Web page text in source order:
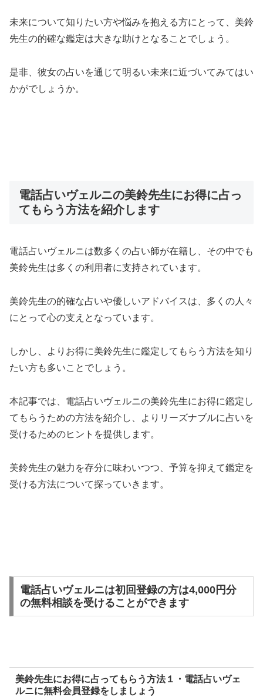
未来について知りたい方や悩みを抱える方にとって、美鈴
先生の的確な鑑定は大きな助けとなることでしょう。
是非、彼女の占いを通じて明るい未来に近づいてみてはい
かがでしょうか。
電話占いヴェルニの美鈴先生にお得に占っ
てもらう方法を紹介します
電話占いヴェルニは数多くの占い師が在籍し、その中でも
美鈴先生は多くの利用者に支持されています。
美鈴先生の的確な占いや優しいアドバイスは、多くの人々
にとって心の支えとなっています。
しかし、よりお得に美鈴先生に鑑定してもらう方法を知り
たい方も多いことでしょう。
本記事では、電話占いヴェルニの美鈴先生にお得に鑑定し
てもらうための方法を紹介し、よりリーズナブルに占いを
受けるためのヒントを提供します。
美鈴先生の魅力を存分に味わいつつ、予算を抑えて鑑定を
受ける方法について探っていきます。
電話占いヴェルニは初回登録の方は4,000円分
の無料相談を受けることができます
美鈴先生にお得に占ってもらう方法１・電話占いヴェ
ルニに無料会員登録をしましょう